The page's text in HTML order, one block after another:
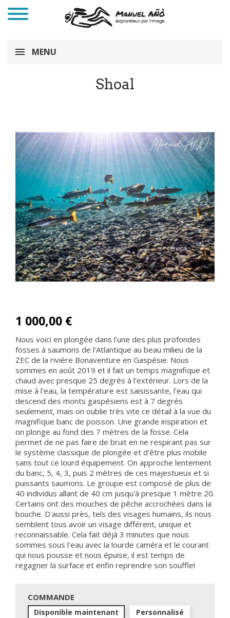
MENU
Shoal
1 000,00 €
Nous voici en plongée dans l'une des plus profondes
fosses à saumons de l'Atlantique au beau milieu de la
ZEC de la rivière Bonaventure en Gaspésie. Nous
sommes en août 2019 et il fait un temps magnifique et
chaud avec presque 25 degrés à l'extérieur. Lors de la
mise à l'eau, la température est saisissante, l'eau qui
descend des monts gaspésiens est à 7 degrés
seulement, mais on oublie très vite ce détail à la vue du
magnifique banc de poisson. Une grande inspiration et
on plonge au fond des 7 mètres de la fosse. Cela
permet de ne pas faire de bruit en ne respirant pas sur
le système classique de plongée et d'être plus mobile
sans tout ce lourd équipement. On approche lentement
du banc, 5, 4, 3, puis 2 mètres de ces majestueux et si
puissants saumons. Le groupe est composé de plus de
40 individus allant de 40 cm jusqu'à presque 1 mètre 20.
Certains ont des mouches de pêche accrochées dans la
bouche. D'aussi près, tels des visages humains, ils nous
semblent tous avoir un visage différent, unique et
reconnaissable. Cela fait déjà 3 minutes que nous
sommes sous l'eau avec la lourde caméra et le courant
qui nous pousse et nous épuise, il est temps de
regagner la surface et enfin reprendre son souffle!
COMMANDE
Disponible maintenant Personnalisé